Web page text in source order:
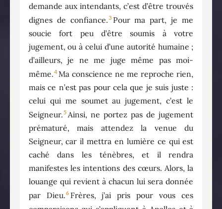
demande aux intendants, c’est d’être trouvés
dignes de confiance.3 Pour ma part, je me
soucie fort peu d’être soumis à votre
jugement, ou à celui d’une autorité humaine ;
d’ailleurs, je ne me juge même pas moi-
même.4 Ma conscience ne me reproche rien,
mais ce n’est pas pour cela que je suis juste :
celui qui me soumet au jugement, c’est le
Seigneur.5 Ainsi, ne portez pas de jugement
prématuré, mais attendez la venue du
Seigneur, car il mettra en lumière ce qui est
caché dans les ténèbres, et il rendra
manifestes les intentions des cœurs. Alors, la
louange qui revient à chacun lui sera donnée
par Dieu.6 Frères, j’ai pris pour vous ces